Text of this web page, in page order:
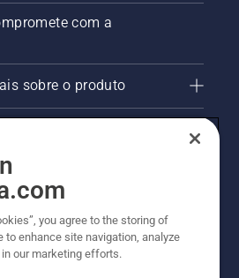
com a
sobre o produto
you agree to the storing of
to enhance site navigation, analyze
our marketing efforts.